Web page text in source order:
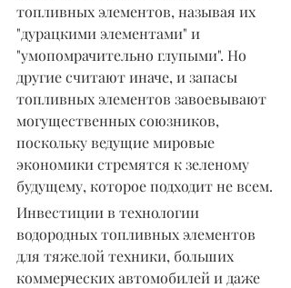
топливных элементов, называя их
"дурацкими элементами" и
"умопомрачительно глупыми". Но
другие считают иначе, и запасы
топливных элементов завоевывают
могущественных союзников,
поскольку ведущие мировые
экономики стремятся к зеленому
будущему, которое подходит не всем.
Инвестиции в технологии
водородных топливных элементов
для тяжелой техники, больших
коммерческих автомобилей и даже